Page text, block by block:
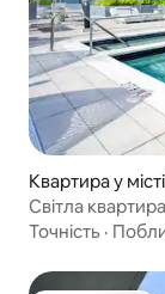
Квартира у
Світла
Точність ·